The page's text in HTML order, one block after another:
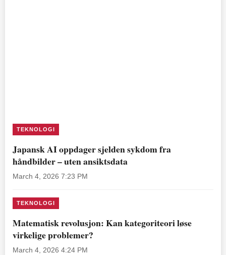
TEKNOLOGI
Japansk AI oppdager sjelden sykdom fra
håndbilder – uten ansiktsdata
March 4, 2026 7:23 PM
TEKNOLOGI
Matematisk revolusjon: Kan kategoriteori løse
virkelige problemer?
March 4, 2026 4:24 PM